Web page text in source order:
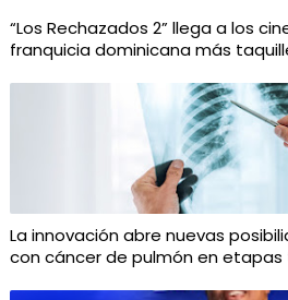
“Los Rechazados 2” llega a los
franquicia dominicana más
La innovación abre nuevas
con cáncer de pulmón en